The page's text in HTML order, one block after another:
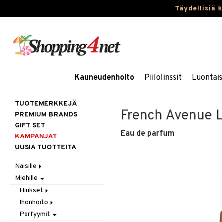
Täydellisiä
Kauneudenhoito Piilolinssit
French Avenue
Eau de parfum
TUOTEMERKKEJÄ
PREMIUM BRANDS
GIFT SET
KAMPANJAT
UUSIA TUOTTEITA
Naisille
Hiukset
Gift Set
Harjat / Kammat
Hiuskuurit
Ihonhoito
Aurinkotuotteet
Erikoistuotteet
Korut
Kaulakorut
Kosmetiikka
Miehille
Hiukset
Hiustenlähtö
Hiusväri
Ihonhoito
Aurinkotuotteet
Parfyymit